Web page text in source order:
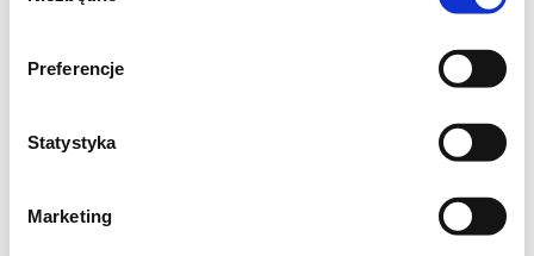
Preferencje
Statystyka
Marketing